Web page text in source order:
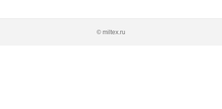
© miltex.ru